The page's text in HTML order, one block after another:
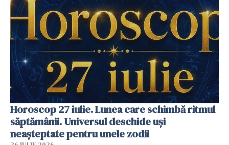
Horoscop 27 iulie. Lunea care schimbă ritmul
săptămânii. Universul deschide uși
neașteptate pentru unele zodii